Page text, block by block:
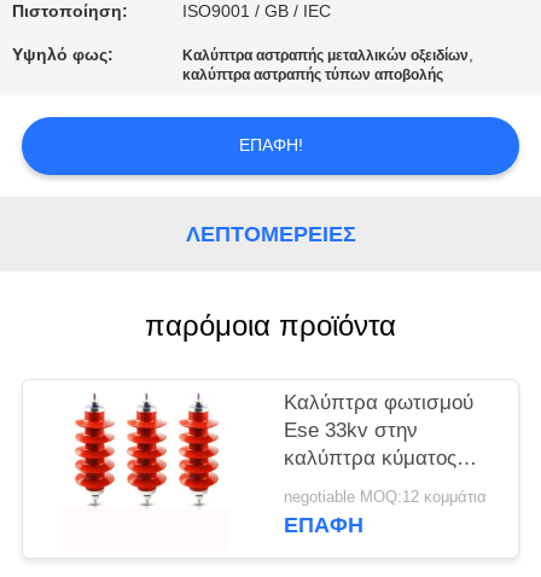
ΕΠΑΦΉ
ΜΕ
ΖΗΤΉΣΤΕ
ΈΝΑ
ΑΠΌΣΠΑΣΜΑ
PRIVACY
POLICY
Πιστοποίηση: ISO9001 / GB / IEC
Υψηλό φως: Καλύπτρα αστραπής μεταλλικών οξειδίων,
καλύπτρα αστραπής τύπων αποβολής
ΕΠΑΦΉ!
ΛΕΠΤΟΜΈΡΕΙΕΣ
παρόμοια προϊόντα
Καλύπτρα φωτισμού
Ese 33kv στην
καλύπτρα κύματος
δύναμης γραμμών
μετασχηματιστών/
negotiable MOQ:12 κομμάτια
ΕΠΑΦΉ